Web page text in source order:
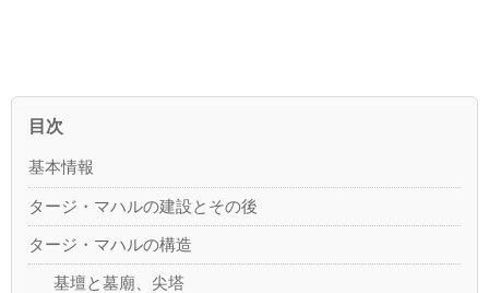
目次
基本情報
タージ・マハルの建設とその後
タージ・マハルの構造
基壇と墓廟、尖塔